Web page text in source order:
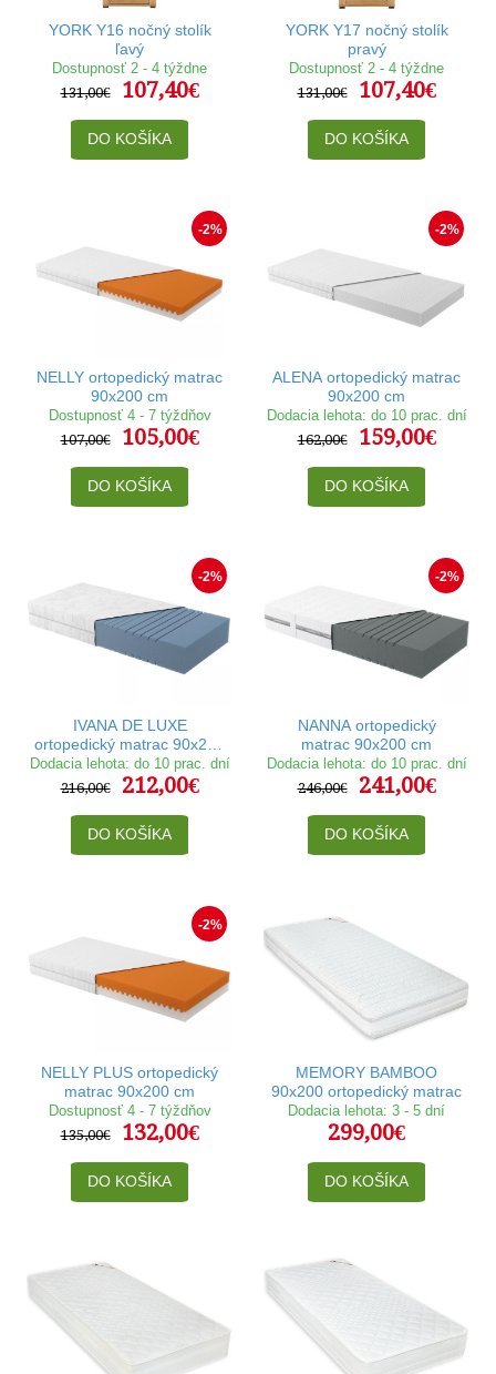
YORK Y16 nočný stolík
ľavý
Dostupnosť 2 - 4 týždne
131,00€
107,40€
DO KOŠÍKA
YORK Y17 nočný stolík
pravý
Dostupnosť 2 - 4 týždne
131,00€
107,40€
DO KOŠÍKA
-2%
NELLY ortopedický matrac
90x200 cm
Dostupnosť 4 - 7 týždňov
107,00€
105,00€
DO KOŠÍKA
-2%
ALENA ortopedický matrac
90x200 cm
Dodacia lehota: do 10 prac. dní
162,00€
159,00€
DO KOŠÍKA
-2%
IVANA DE LUXE
ortopedický matrac 90x200
cm
Dodacia lehota: do 10 prac. dní
216,00€
212,00€
DO KOŠÍKA
-2%
NANNA ortopedický
matrac 90x200 cm
Dodacia lehota: do 10 prac. dní
246,00€
241,00€
DO KOŠÍKA
-2%
NELLY PLUS ortopedický
matrac 90x200 cm
Dostupnosť 4 - 7 týždňov
135,00€
132,00€
DO KOŠÍKA
MEMORY BAMBOO
90x200 ortopedický matrac
Dodacia lehota: 3 - 5 dní
299,00€
DO KOŠÍKA